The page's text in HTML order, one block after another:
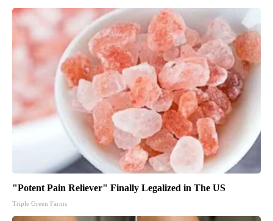
"Potent Pain Reliever" Finally Legalized in The US
Triple Green Farms